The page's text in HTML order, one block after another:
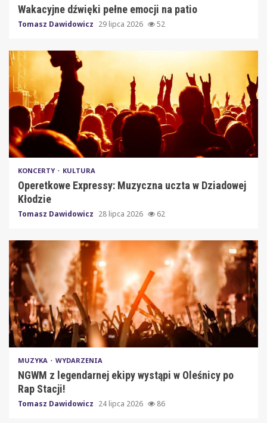
Wakacyjne dźwięki pełne emocji na patio
Tomasz Dawidowicz 29 lipca 2026 52
KONCERTY KULTURA
Operetkowe Expressy: Muzyczna uczta w Dziadowej
Kłodzie
Tomasz Dawidowicz 28 lipca 2026 62
MUZYKA WYDARZENIA
NGWM z legendarnej ekipy wystąpi w Oleśnicy po
Rap Stacji!
Tomasz Dawidowicz 24 lipca 2026 86